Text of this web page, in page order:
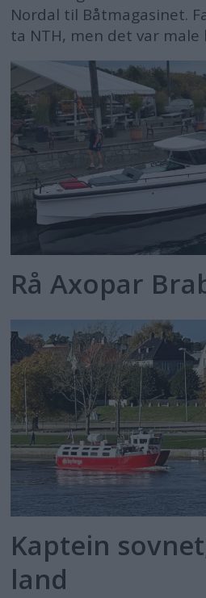
Nordal til Båtmagasinet.
ta NTH, men det var male
Rå Axopar
Kaptein
land